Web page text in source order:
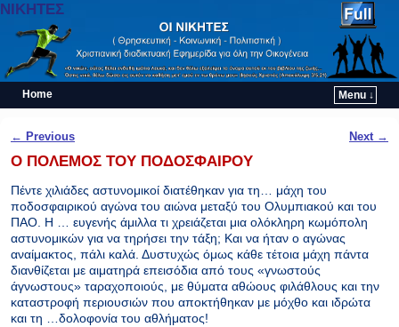
ΝΙΚΗΤΕΣ
Home
Menu ↓
Post navigation
← Previous Next →
O ΠΟΛΕΜΟΣ ΤΟΥ ΠΟΔΟΣΦΑΙΡΟΥ
Πέντε χιλιάδες αστυνομικοί διατέθηκαν για τη… μάχη του
ποδοσφαιρικού αγώνα του αιώνα μεταξύ του Ολυμπιακού και του
ΠΑΟ. Η … ευγενής άμιλλα τι χρειάζεται μια ολόκληρη κωμόπολη
αστυνομικών για να τηρήσει την τάξη; Και να ήταν ο αγώνας
αναίμακτος, πάλι καλά. Δυστυχώς όμως κάθε τέτοια μάχη πάντα
διανθίζεται με αιματηρά επεισόδια από τους «γνωστούς
άγνωστους» ταραχοποιούς, με θύματα αθώους φιλάθλους και την
καταστροφή περιουσιών που αποκτήθηκαν με μόχθο και ιδρώτα
και τη …δολοφονία του αθλήματος!